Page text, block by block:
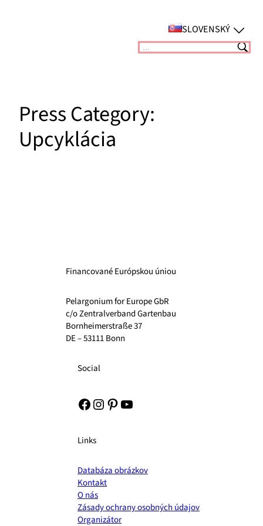
SLOVENSKÝ
Suchen
Press Category:
Upcyklácia
Financované Európskou úniou
Pelargonium for Europe GbR
c/o Zentralverband Gartenbau
Bornheimerstraße 37
DE – 53111 Bonn
Social
Facebook
Instagram
Pinterest
YouTube
Links
Databáza obrázkov
Kontakt
O nás
Zásady ochrany osobných údajov
Organizátor